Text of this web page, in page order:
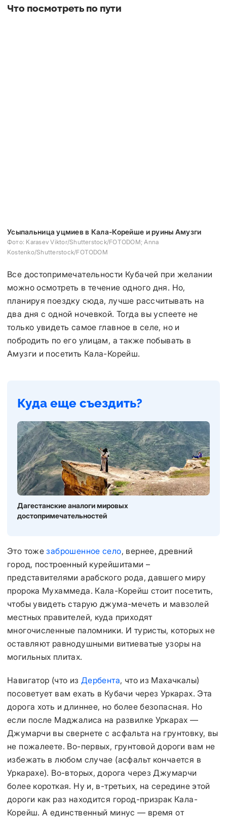
Что посмотреть по пути
Усыпальница уцмиев в Кала-Корейше и руины Амузги
Фото: Karasev Viktor/Shutterstock/FOTODOM; Anna
Kostenko/Shutterstock/FOTODOM
Все достопримечательности Кубачей при желании
можно осмотреть в течение одного дня. Но,
планируя поездку сюда, лучше рассчитывать на
два дня с одной ночевкой. Тогда вы успеете не
только увидеть самое главное в селе, но и
побродить по его улицам, а также побывать в
Амузги и посетить Кала-Корейш.
Куда еще съездить?
Дагестанские аналоги мировых
достопримечательностей
Это тожезаброшенное село, вернее, древний
город, построенный курейшитами –
представителями арабского рода, давшего миру
пророка Мухаммеда. Кала-Корейш стоит посетить,
чтобы увидеть старую джума-мечеть и мавзолей
местных правителей, куда приходят
многочисленные паломники. И туристы, которых не
оставляют равнодушными витиеватые узоры на
могильных плитах.
Навигатор (что из Дербента, что из Махачкалы)
посоветует вам ехать в Кубачи через Уркарах. Эта
дорога хоть и длиннее, но более безопасная. Но
если после Маджалиса на развилке Уркарах —
Джумарчи вы свернете с асфальта на грунтовку, вы
не пожалеете. Во-первых, грунтовой дороги вам не
избежать в любом случае (асфальт кончается в
Уркарахе). Во-вторых, дорога через Джумарчи
более короткая. Ну и, в-третьих, на середине этой
дороги как раз находится город-призрак Кала-
Корейш. А единственный минус — время от